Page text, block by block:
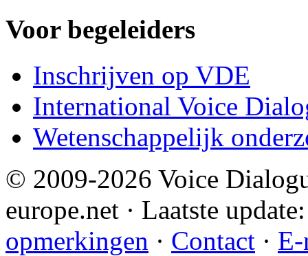
Voor begeleiders
Inschrijven op VDE
International Voice
Wetenschappelijk
© 2009-2026 Voice
europe.net · Laatste
opmerkingen · Contact ·